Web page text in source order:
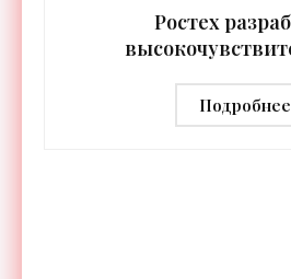
Ростех
дальностью
-
Подробнее